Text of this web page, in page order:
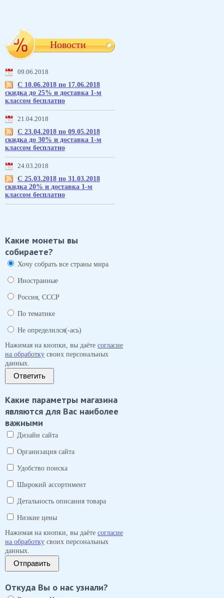
Новости
09.06.2018
С 10.06.2018 по 17.06.2018
скидка до 25% и доставка 1-м
классом бесплатно
21.04.2018
С 23.04.2018 по 09.05.2018
скидка до 30% и доставка 1-м
классом бесплатно
24.03.2018
С 25.03.2018 по 31.03.2018
скидка 20% и доставка 1-м
классом бесплатно
Какие монеты вы
собираете?
Хочу собрать все страны мира
Иностранные
Россия, СССР
По тематике
Не определился(-ась)
Нажимая на кнопки, вы даёте согласие
на обработку своих персональных
данных.
Ответить
Какие параметры магазина
являются для Вас наиболее
важными
Дизайн сайта
Организация сайта
Удобство поиска
Широкий ассортимент
Детальность описания товара
Низкие цены
Нажимая на кнопки, вы даёте согласие
на обработку своих персональных
данных.
Отправить
Откуда Вы о нас узнали?